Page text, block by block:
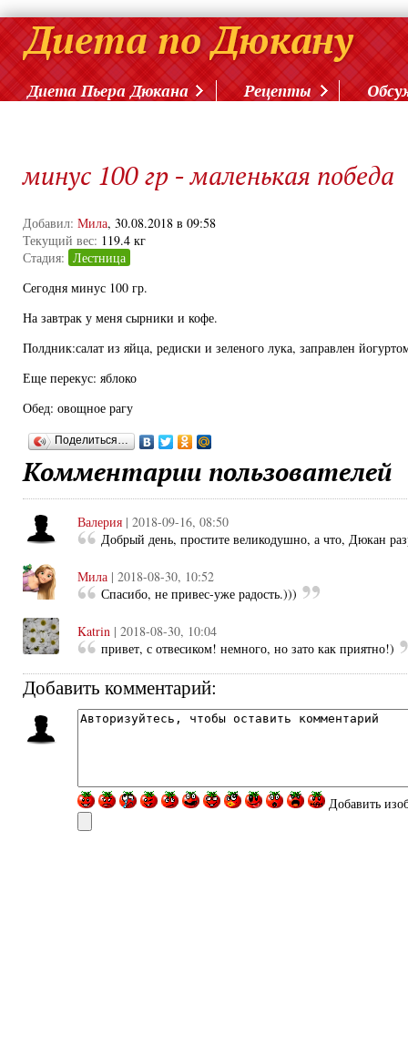
Диета Пьера Дюкана Рецепты
минус 100 гр - маленькая победа
Добавил: Мила, 30.08.2018 в 09:58
Текущий вес: 119.4 кг
Стадия: Лестница
Сегодня минус 100 гр.
На завтрак у меня сырники и кофе.
Полдник:салат из яйца, редиски и зеленого лука, заправлен
Еще перекус: яблоко
Обед: овощное рагу
Поделиться…
Комментарии пользователей
Валерия | 2018-09-16, 08:50
Добрый день, простите великодушно, а что, Дюкан
Мила | 2018-08-30, 10:52
Спасибо, не привес-уже радость.)))
Katrin | 2018-08-30, 10:04
привет, с отвесиком! немного, но зато как приятно!)
Добавить комментарий:
Добавить